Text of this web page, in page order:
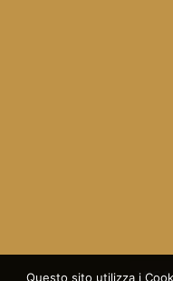
Questo sito utilizza i